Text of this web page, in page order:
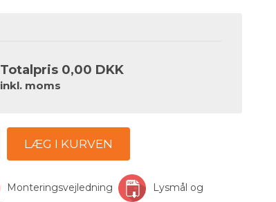
Totalpris 0,00 DKK
inkl. moms
LÆG I KURVEN
Monteringsvejledning
Lysmål og